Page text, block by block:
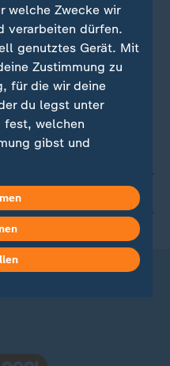
welche Zwecke wir
verarbeiten dürfen.
genutztes Gerät. Mit
Zustimmung zu
für die wir deine
du legst unter
welchen
gibst und
oder ändern.
du in unserer